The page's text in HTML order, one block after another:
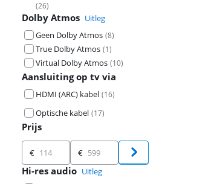
(26)
Dolby Atmos Uitleg
Geen Dolby Atmos (8)
True Dolby Atmos (1)
Virtual Dolby Atmos (10)
Aansluiting op tv via
HDMI (ARC) kabel (16)
Optische kabel (17)
Prijs
Prijs
€ €
Hi-res audio Uitleg